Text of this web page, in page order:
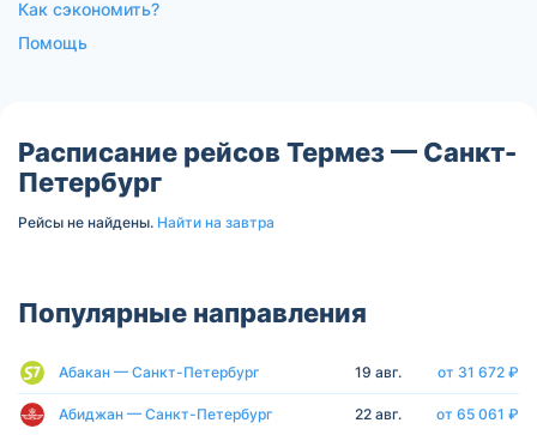
Как сэкономить?
Помощь
Расписание рейсов Термез — Санкт-
Петербург
Рейсы не найдены. Найти на завтра
Популярные направления
Абакан — Санкт-Петербург 19 авг. от 31 672 ₽
Абиджан — Санкт-Петербург 22 авг. от 65 061 ₽